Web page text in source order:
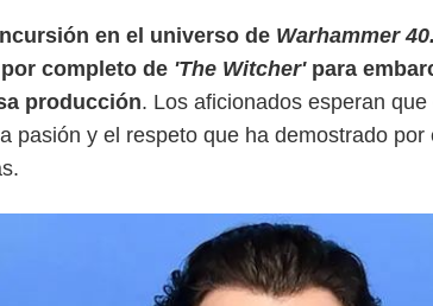
en el universo de Warhammer
completo de 'The Witcher'para
producción. Los aficionados esperan
pasión y el respeto que ha demostrado